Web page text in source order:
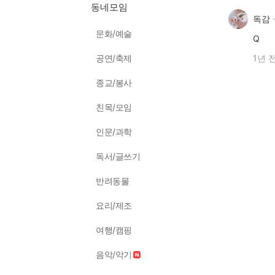
동네모임
문화/예술
공연/축제
종교/봉사
친목/모임
인문/과학
독서/글쓰기
반려동물
요리/제조
여행/캠핑
음악/악기
독감
Q
1년 전